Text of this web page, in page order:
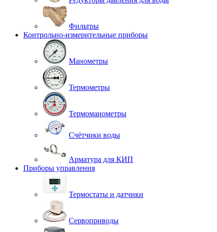
Фильтры
Контрольно-измерительные приборы
Манометры
Термометры
Термоманометры
Счётчики воды
Арматура для КИП
Приборы управления
Термостаты и датчики
Сервоприводы